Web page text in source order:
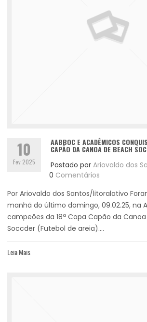
10
Fev 2025
AABBOC E ACADÊMICOS
CAPÃO DA CANOA DE BEACH
Postado por Ariovaldo dos
0 Comentários
Por Ariovaldo dos Santos/litoralativo
manhã do último domingo, 09.02.25, na
campeões da 18ª Copa Capão da
Soccder (Futebol de areia)....
Leia Mais